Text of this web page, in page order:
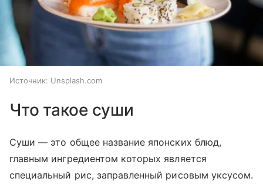
Источник: Unsplash.com
Что такое суши
Суши — это общее название японских блюд,
главным ингредиентом которых является
специальный рис, заправленный рисовым уксусом.